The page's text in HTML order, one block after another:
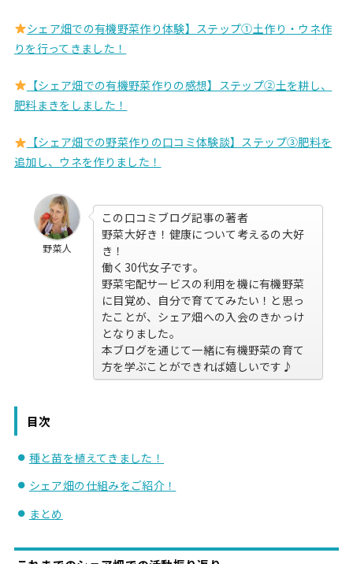
シェア畑での有機野菜作り体験】ステップ①土作り・ウネ作
りを行ってきました！
【シェア畑での有機野菜作りの感想】ステップ②土を耕し、
肥料まきをしました！
【シェア畑での野菜作りの口コミ体験談】ステップ③肥料を
追加し、ウネを作りました！
野菜人
この口コミブログ記事の著者
野菜大好き！健康について考えるの大好
き！
働く30代女子です。
野菜宅配サービスの利用を機に有機野菜
に目覚め、自分で育ててみたい！と思っ
たことが、シェア畑への入会のきかっけ
となりました。
本ブログを通じて一緒に有機野菜の育て
方を学ぶことができれば嬉しいです♪
目次
種と苗を植えてきました！
シェア畑の仕組みをご紹介！
まとめ